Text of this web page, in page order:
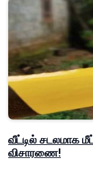
வீட்டில் சடலமாக
விசாரணை!